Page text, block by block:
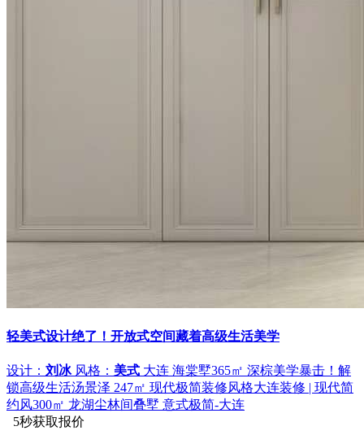
轻美式设计绝了！开放式空间藏着高级生活美学
设计： 刘冰 风格： 美式 大连 海棠墅365㎡ 深棕美学暴击！解
锁高级生活汤景泽 247㎡ 现代极简装修风格大连装修 | 现代简
约风300㎡ 龙湖尘林间叠墅 意式极简-大连
5秒获取报价